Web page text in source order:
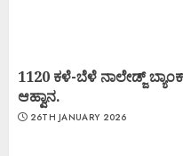
1120 ಕಳೆ-ಬೆಳೆ ನಾಲೇಡ್ಜ್
ಆಹ್ವಾನ.
26TH JANUARY 2026